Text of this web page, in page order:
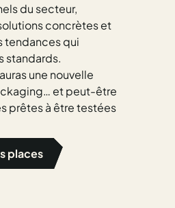
du secteur,
concrètes et
tendances qui
standards.
une nouvelle
et peut-être
prêtes à être testées
places